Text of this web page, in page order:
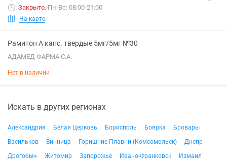
Закрыто. Пн-Вс: 08:00-21:00
На карте
Рамитон А капс. твердые 5мг/5мг №30
АДАМЕД ФАРМА С.А.
Нет в наличии
Искать в других регионах
Александрия Белая Церковь Борисполь Боярка
Бровары
Васильков
Винница Горишние Плавни (Комсомольск)
Днепр
Дрогобыч
Житомир Запорожье Ивано-Франковск
Измаил